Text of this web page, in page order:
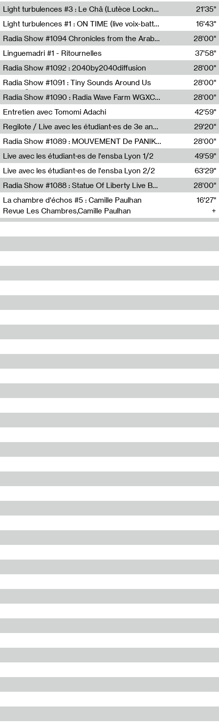
Light turbulences #3 : Le Châ (Lutèce Lockness)
Lutèce Lockness
21'35"
Light turbulences #1 : ON TIME (live voix-batterie) avec Jérôme Game & Jean-Michel Espitallier
Jérôme Game,Jean-Michel Espitallier
16'43"
Radia Show #1094 Chronicles from the Arab Cold War by Ghazi Barakat
Reboot.fm
28'00"
Linguemadri #1 - Ritournelles
Meris Angioletti
37'58"
Radia Show #1092 : 2040by2040diffusion
Diffusion FM
28'00"
Radia Show #1091 : Tiny Sounds Around Us
Radio Študent
28'00"
Radia Show #1090 : Radia Wave Farm WGXC Corey De Juan Sherrard Jr Startalk
Wave Farm
28'00"
Entretien avec Tomomi Adachi
Tomomi Adachi,Loraine Baud
42'59"
Regilote / Live avec les étudiant·es de 3e année de l'EMA
Nima Henryon,Athéna Noël,Amir Genillon,Ibourayane Ahmadi,Manelle Cherrih,Honorine Gibello,John Weeber,Manon Joseph
29'20"
Radia Show #1089 : MOUVEMENT De PANIK (Radio Panik)
Radio Panik
28'00"
Live avec les étudiant·es de l'ensba Lyon 1/2
49'59"
Live avec les étudiant·es de l'ensba Lyon 2/2
63'29"
Radia Show #1088 : Statue Of Liberty Live By Ed Baxter (Resonance)
Resonance
28'00"
La chambre d'échos #5 : Camille Paulhan
Revue Les Chambres,Camille Paulhan
16'27"